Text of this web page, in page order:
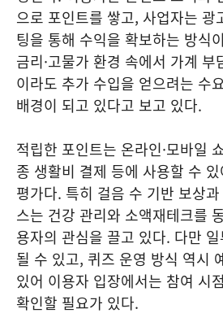
으로 포인트를 쌓고, 사업자는 광
팅을 통해 수익을 확보하는 방식
금리·고물가 환경 속에서 가계
이라도 추가 수입을 얻으려는 수
배경이 되고 있다고 보고 있다.
적립한 포인트는 온라인·모바일
종 생활비 결제 등에 사용할 수
평가다. 특히 걸음 수 기반 보상
스는 건강 관리와 소액재테크를
용자의 관심을 끌고 있다. 다만
될 수 있고, 퀴즈 운영 방식 역시
있어 이용자 입장에서는 참여 시
확인할 필요가 있다.